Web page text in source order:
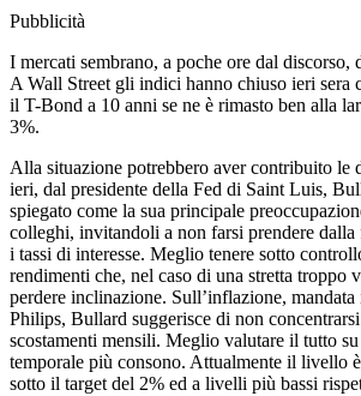
Pubblicità
I mercati sembrano, a poche ore dal discorso,
A Wall Street gli indici hanno chiuso ieri sera
il T-Bond a 10 anni se ne è rimasto ben alla
3%.
Alla situazione potrebbero aver contribuito le
ieri, dal presidente della Fed di Saint Luis,
spiegato come la sua principale
colleghi, invitandoli a non farsi prendere dalla
i tassi di interesse. Meglio tenere sotto
rendimenti che, nel caso di una stretta troppo
perdere inclinazione. Sull’inflazione,
Philips, Bullard suggerisce di non
scostamenti mensili. Meglio valutare il tutto
temporale più consono. Attualmente il livello
sotto il target del 2% ed a livelli più bassi